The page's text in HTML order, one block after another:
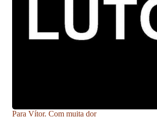
Para Vítor. Com muita dor